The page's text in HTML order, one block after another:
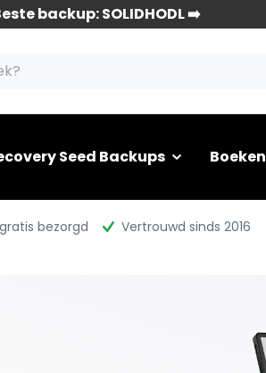
backup: SOLIDHODL ➡️
Seed Backups Boeken
bezorgd Vertrouwd sinds 2016